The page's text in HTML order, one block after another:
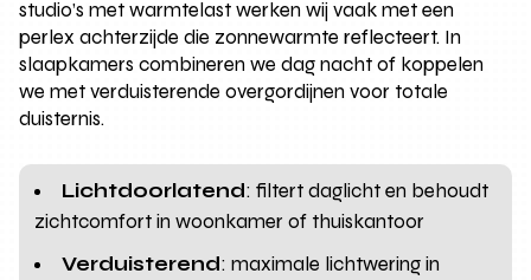
studio’s met warmtelast werken wij vaak met een
perlex achterzijde die zonnewarmte reflecteert. In
slaapkamers combineren we dag nacht of koppelen
we met verduisterende overgordijnen voor totale
duisternis.
Lichtdoorlatend: filtert daglicht en behoudt
zichtcomfort in woonkamer of thuiskantoor
Verduisterend: maximale lichtwering in